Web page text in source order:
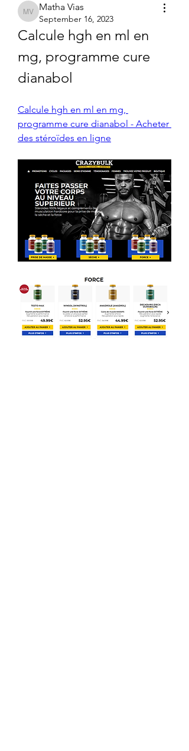
Matha Vias
Matha Vias
September 16, 2023
Calcule hgh en ml en
mg, programme cure
dianabol
Calcule hgh en ml en mg,
programme cure dianabol - Acheter
des stéroïdes en ligne